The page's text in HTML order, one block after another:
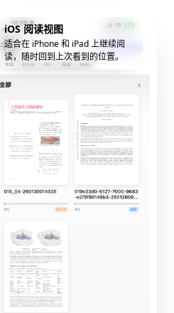
iOS 阅读视图
适合在 iPhone 和 iPad 上继续阅
读，随时回到上次看到的位置。